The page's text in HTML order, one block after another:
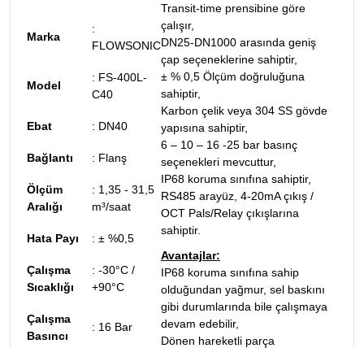
Marka
:
FLOWSONIC
Model
: FS-400L-
C40
Ebat : DN40
Bağlantı : Flanş
Ölçüm
Aralığı
: 1,35 - 31,5
m³/saat
Hata Payı : ± %0,5
Çalışma
Sıcaklığı
: -30°C /
+90°C
Çalışma
Basıncı
: 16 Bar
Transit-time prensibine göre
çalışır,
DN25-DN1000 arasında geniş
çap seçeneklerine sahiptir,
± % 0,5 Ölçüm doğruluğuna
sahiptir,
Karbon çelik veya 304 SS gövde
yapısına sahiptir,
6 – 10 – 16 -25 bar basınç
seçenekleri mevcuttur,
IP68 koruma sınıfına sahiptir,
RS485 arayüz, 4-20mA çıkış /
OCT Pals/Relay çıkışlarına
sahiptir.
Avantajlar:
IP68 koruma sınıfına sahip
olduğundan yağmur, sel baskını
gibi durumlarında bile çalışmaya
devam edebilir,
Dönen hareketli parça